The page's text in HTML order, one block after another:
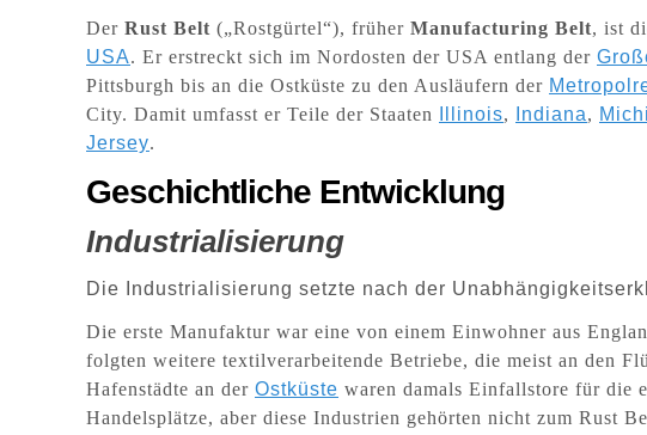
Der Rust Belt („Rostgürtel“), früher Manufacturing Belt, ist
USA. Er erstreckt sich im Nordosten der USA entlang der
Pittsburgh bis an die Ostküste zu den Ausläufern der
City. Damit umfasst er Teile der Staaten
Illinois, Indiana,
Jersey.
Geschichtliche Entwicklung
Industrialisierung
Die Industrialisierung setzte nach der
Die erste Manufaktur war eine von einem Einwohner aus
folgten weitere textilverarbeitende Betriebe, die meist an den
Hafenstädte an der Ostküste waren damals Einfallstore für die
Handelsplätze, aber diese Industrien gehörten nicht zum Rust